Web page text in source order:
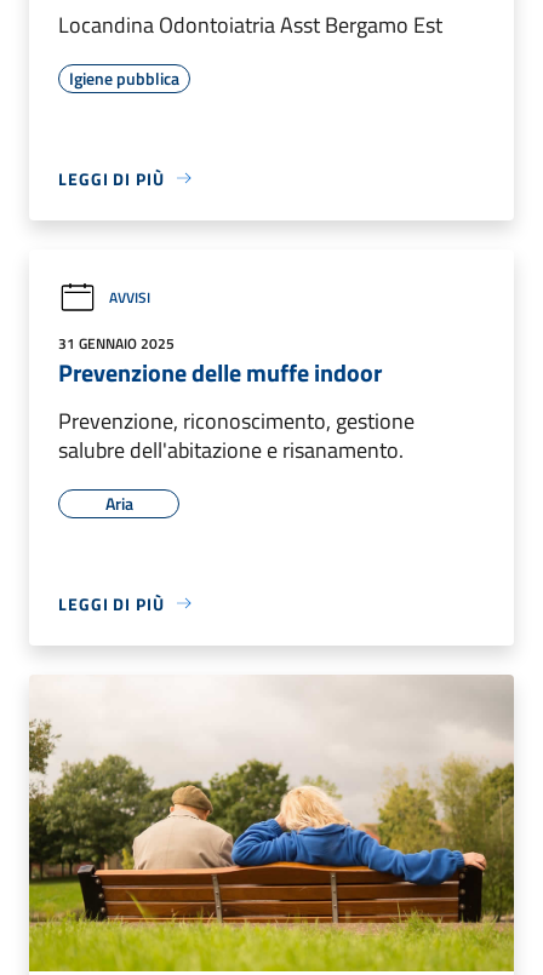
Locandina Odontoiatria Asst Bergamo Est
Igiene pubblica
LEGGI DI PIÙ
AVVISI
31 GENNAIO 2025
Prevenzione delle muffe indoor
Prevenzione, riconoscimento, gestione
salubre dell'abitazione e risanamento.
Aria
LEGGI DI PIÙ